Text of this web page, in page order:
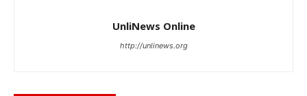
UnliNews Online
http://unlinews.org